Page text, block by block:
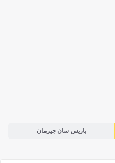
باريس سان جيرمان